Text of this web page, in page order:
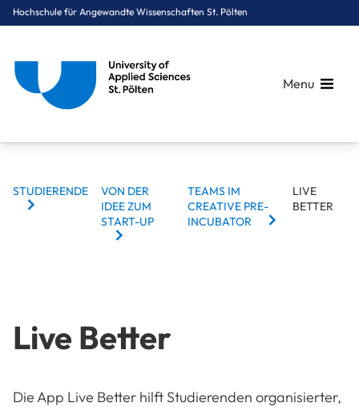
Hochschule für Angewandte Wissenschaften St. Pölten
Menu
You are here:
der Idee zum Start-up
im Creative Pre-Incubator
Better
BREADCRUMBS
STUDIERENDE
VON DER
IDEE ZUM
START-UP
TEAMS IM
CREATIVE PRE-
INCUBATOR
LIVE
BETTER
Live Better
Die App Live Better hilft Studierenden organisierter,